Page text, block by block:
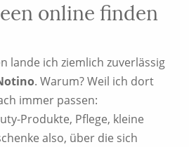
online finden
lande ich ziemlich zuverlässig
. Warum? Weil ich dort
immer passen:
Produkte, Pflege, kleine
also, über die sich